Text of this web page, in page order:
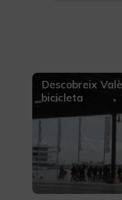
Descobreix
bicicleta